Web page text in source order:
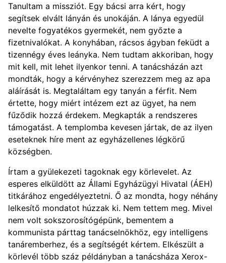
Tanultam a missziót. Egy bácsi arra kért, hogy
segítsek elvált lányán és unokáján. A lánya egyedül
nevelte fogyatékos gyermekét, nem győzte a
fizetnivalókat. A konyhában, rácsos ágyban feküdt a
tizennégy éves leányka. Nem tudtam akkoriban, hogy
mit kell, mit lehet ilyenkor tenni. A tanácsházán azt
mondták, hogy a kérvényhez szerezzem meg az apa
aláírását is. Megtaláltam egy tanyán a férfit. Nem
értette, hogy miért intézem ezt az ügyet, ha nem
fűződik hozzá érdekem. Megkapták a rendszeres
támogatást. A templomba kevesen jártak, de az ilyen
eseteknek híre ment az egyházellenes légkörű
községben.
Írtam a gyülekezeti tagoknak egy körlevelet. Az
esperes elküldött az Állami Egyházügyi Hivatal (ÁEH)
titkárához engedélyeztetni. Ő az mondta, hogy néhány
lelkesítő mondatot húzzak ki. Nem tettem meg. Mivel
nem volt sokszorosítógépünk, bementem a
kommunista párttag tanácselnökhöz, egy intelligens
tanáremberhez, és a segítségét kértem. Elkészült a
körlevél több száz példányban a tanácsháza Xerox-